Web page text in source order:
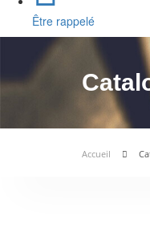
Être rappelé
Accueil